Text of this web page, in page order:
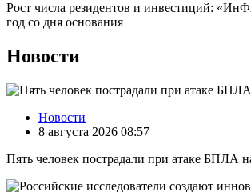
Рост числа резидентов и инвестиций:
год со дня основания
Новости
Новости
8 августа 2026 08:57
Пять человек пострадали при атаке БПЛА